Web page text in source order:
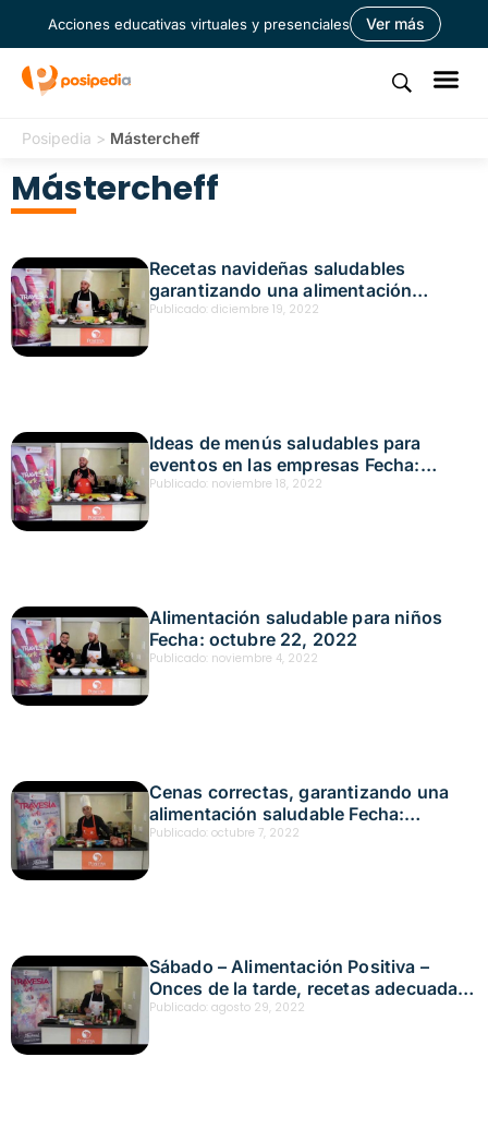
Acciones educativas virtuales y presenciales Ver más
Posipedia > Mástercheff
Mástercheff
Recetas navideñas saludables
garantizando una alimentación
adecuada Fecha: diciembre 3, 2022
Publicado: diciembre 19, 2022
Ideas de menús saludables para
eventos en las empresas Fecha:
noviembre 12, 2022
Publicado: noviembre 18, 2022
Alimentación saludable para niños
Fecha: octubre 22, 2022
Publicado: noviembre 4, 2022
Cenas correctas, garantizando una
alimentación saludable Fecha:
septiembre 24, 2022
Publicado: octubre 7, 2022
Sábado – Alimentación Positiva –
Onces de la tarde, recetas adecuadas.
Garantizando una alimentación
Publicado: agosto 29, 2022